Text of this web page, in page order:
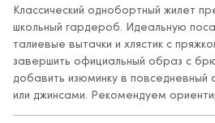
Классический однобортный жилет
школьный гардероб. Идеальную
талиевые вытачки и хлястик с
завершить официальный образ с
добавить изюминку в повседневный
или джинсами. Рекомендуем
изделий; для девочек брать на